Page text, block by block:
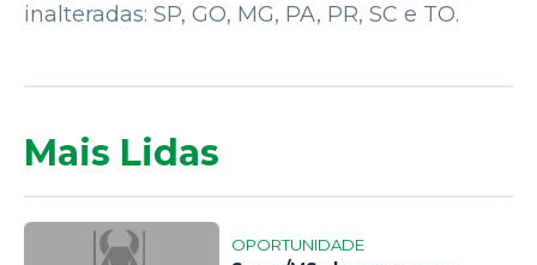
inalteradas: SP, GO, MG, PA, PR, SC e TO.
Mais Lidas
OPORTUNIDADE